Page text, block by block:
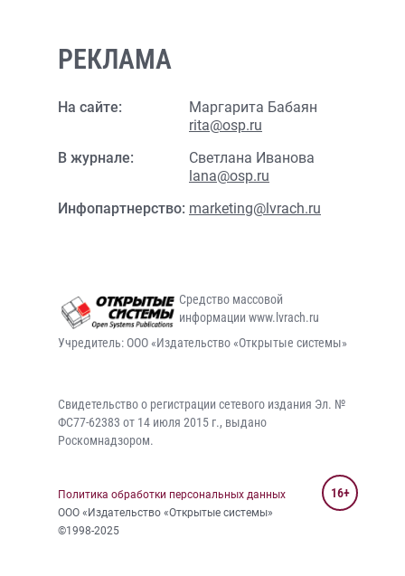
РЕКЛАМА
На сайте:
Маргарита Бабаян
rita@osp.ru
В журнале:
Светлана Иванова
lana@osp.ru
Инфопартнерство: marketing@lvrach.ru
Средство массовой
информации www.lvrach.ru
Учредитель: ООО «Издательство «Открытые системы»
Свидетельство о регистрации сетевого издания Эл. №
ФС77-62383 от 14 июля 2015 г., выдано
Роскомнадзором.
Политика обработки персональных данных
ООО «Издательство «Открытые системы»
©1998-2025
16+